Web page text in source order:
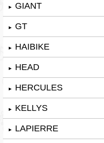
► GIANT
► GT
► HAIBIKE
► HEAD
► HERCULES
► KELLYS
► LAPIERRE